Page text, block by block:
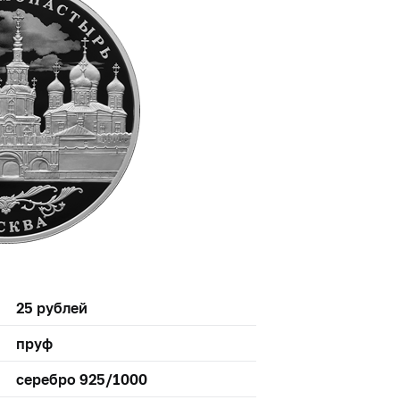
25 рублей
пруф
серебро 925/1000